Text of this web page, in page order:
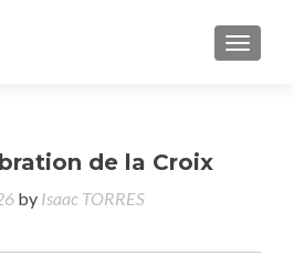
de la Croix
by Isaac TORRES